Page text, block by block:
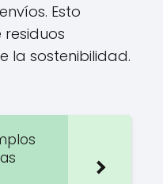
Esto
la sostenibilidad.